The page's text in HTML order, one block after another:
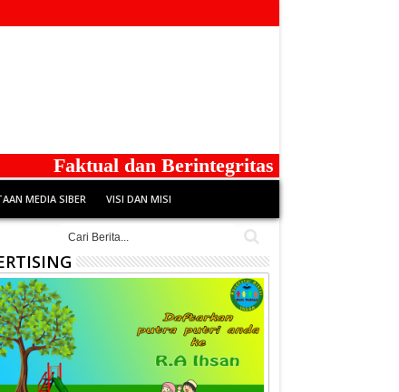
Faktual dan Berintegritas
MEDIA SIBER VISI DAN MISI